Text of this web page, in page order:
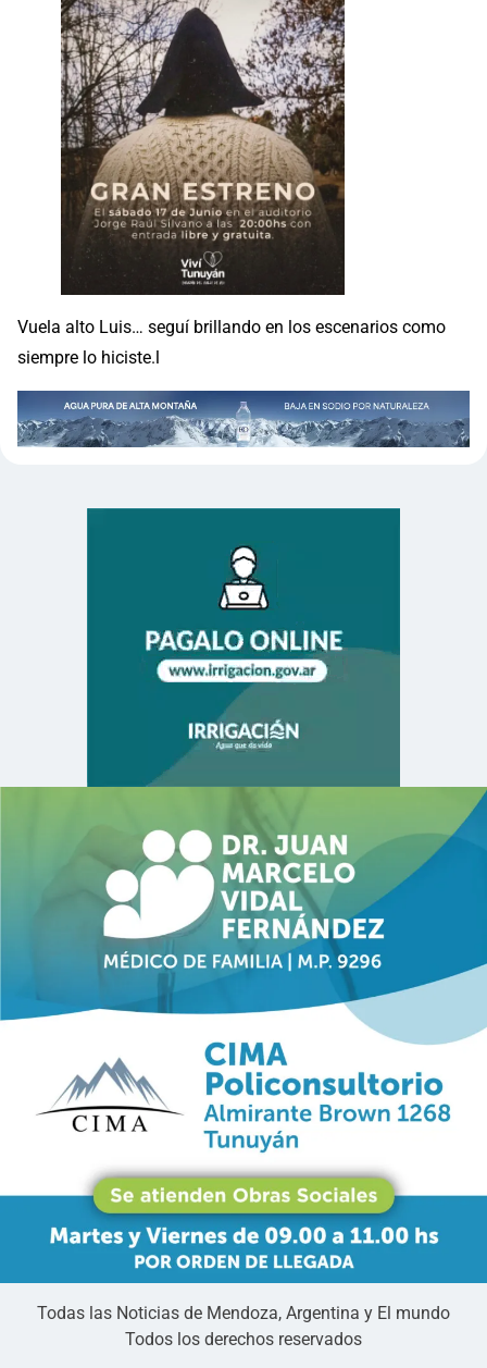
Vuela alto Luis… seguí brillando en los escenarios como
siempre lo hiciste.l
Todas las Noticias de Mendoza, Argentina y El mundo
Todos los derechos reservados